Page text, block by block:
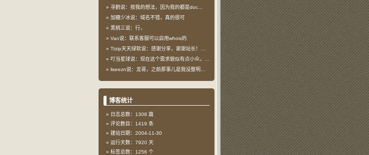
寻鹤说：按我的想法，因为我的都是doc...
加糖少冰说：域名不错，真的很可
黑桃三说：行，
Van说：联系客服可以启用whois的
Ttzip天天绿软说：感谢分享，谢谢站长！！已收藏
叮当星球说：现在这个需求貌似有点小众，不过...
liseezn说：龙哥，之前那事儿是我没整明白，...
博客统计
日志总数：1308 篇
评论数目：1419 条
建站日期：2004-11-30
运行天数：7920 天
标签总数：1256 个